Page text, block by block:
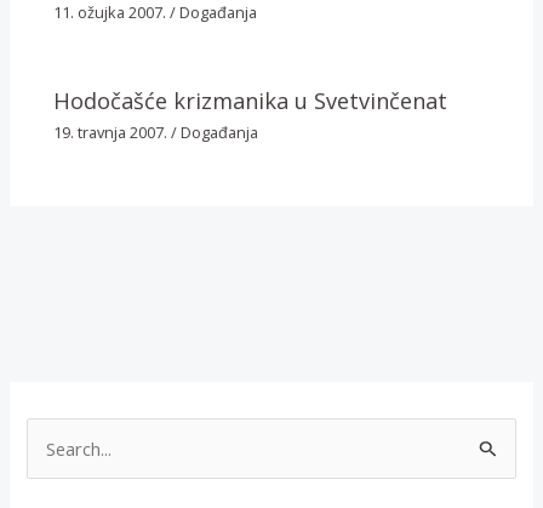
11. ožujka 2007./Događanja
Hodočašće krizmanika u Svetvinčenat
19. travnja 2007./Događanja